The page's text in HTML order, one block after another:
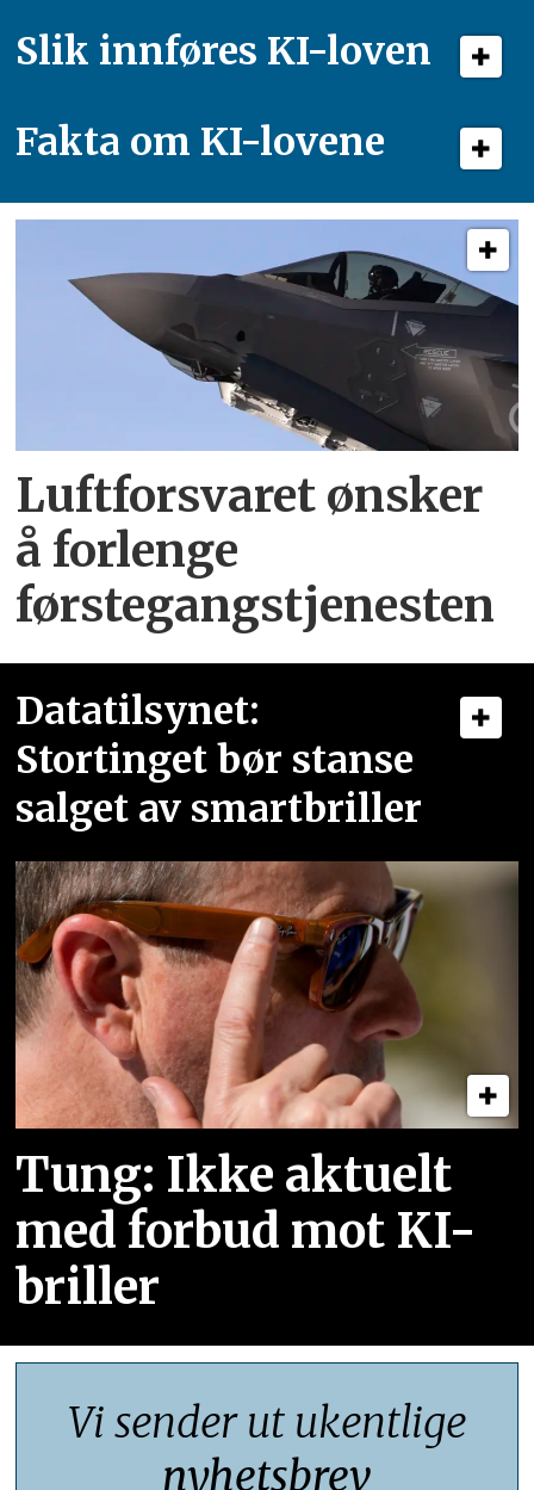
Slik innføres KI-loven
Fakta om KI-lovene
Luftforsvaret ønsker
å forlenge
førstegangstjenesten
Datatilsynet:
Stortinget bør stanse
salget av smartbriller
Tung: Ikke aktuelt
med forbud mot KI-
briller
Vi sender ut ukentlige
nyhetsbrev